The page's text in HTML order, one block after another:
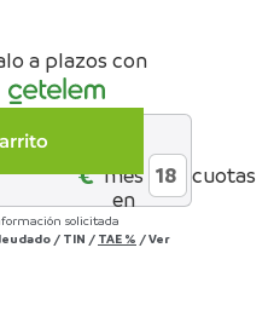
a plazos con
€*mes
en
cuotas
solicitada
/ TIN / TAE % /Ver